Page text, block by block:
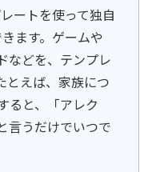
ートを使って独自
ます。ゲームや
などを、テンプレ
とえば、家族につ
ると、「アレク
言うだけでいつで